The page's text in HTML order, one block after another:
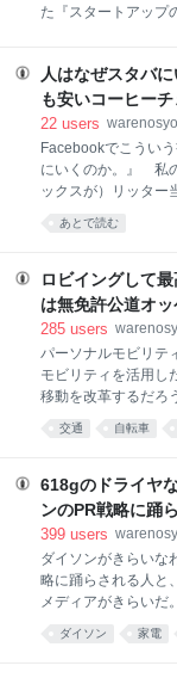
アがAlexaに対応、
集められてしまう
た『スタートアップ
2016【４日目】 の
ので、じゃぁ2年ぶ
で。 用語（PR≠広告
Promotionの略では
でいうとこの『プロ
概念なのでお間違え
る人が結構居るので
トアップがメディア
ステップが超だいじ
人はなぜスタバ
も安いコーヒー
ろ！
22 users
Facebookでこうい
にいくのか。』 私
ックスが）リッター
チェーンだからで
more coffee利用時
ンティはスタバオフ
れを２杯飲めば
46円。 ただ、One
くない。となると、
コーヒー狂の人で
めて平気な顔をする
ほうなんでWベン
あとで読む
ロビイングして
は無免許公道オ
ぬって話し - キ
285 users
パーソナルモビリテ
モビリティを活用し
移動を改革するだろ
エリアを日本という
から大きくかけ離れ
際競争力を大きく失
いことなんじゃない
つ人達で寄ってたか
やばいんじゃない
に大企業にしがみつ
しがみついていれば
いま入ったばかりの
交通 自転車
618gのドライヤ
ンのPR戦略に踊
えろ！
399 users
ダイソンがきらいな
略に踊らされる人と
メディアがきらいだ
があるけどまぁまだ
が高めなんでいいか
ダイソン 家電